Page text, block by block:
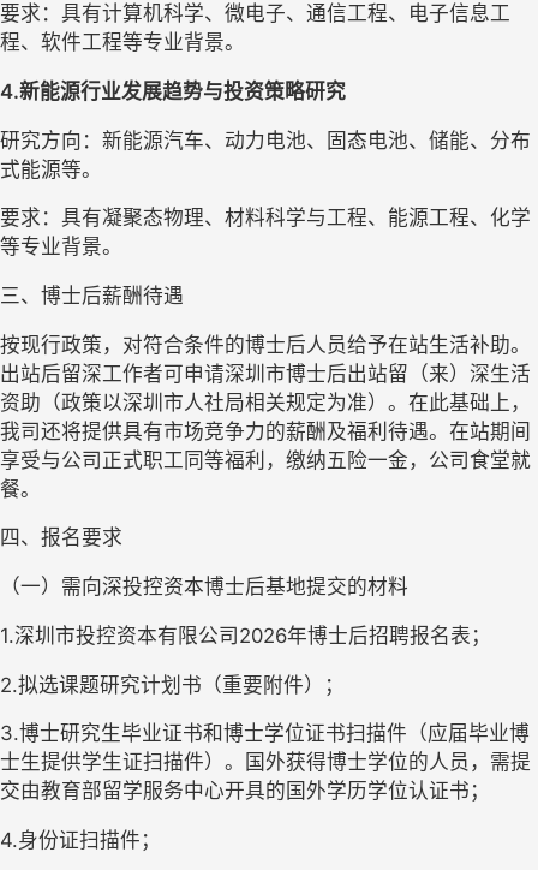
要求：具有计算机科学、微电子、通信工程、电子信息工
程、软件工程等专业背景。
4.新能源行业发展趋势与投资策略研究
研究方向：新能源汽车、动力电池、固态电池、储能、分布
式能源等。
要求：具有凝聚态物理、材料科学与工程、能源工程、化学
等专业背景。
三、博士后薪酬待遇
按现行政策，对符合条件的博士后人员给予在站生活补助。
出站后留深工作者可申请深圳市博士后出站留（来）深生活
资助（政策以深圳市人社局相关规定为准）。在此基础上，
我司还将提供具有市场竞争力的薪酬及福利待遇。在站期间
享受与公司正式职工同等福利，缴纳五险一金，公司食堂就
餐。
四、报名要求
（一）需向深投控资本博士后基地提交的材料
1.深圳市投控资本有限公司2026年博士后招聘报名表；
2.拟选课题研究计划书（重要附件）；
3.博士研究生毕业证书和博士学位证书扫描件（应届毕业博
士生提供学生证扫描件）。国外获得博士学位的人员，需提
交由教育部留学服务中心开具的国外学历学位认证书；
4.身份证扫描件；